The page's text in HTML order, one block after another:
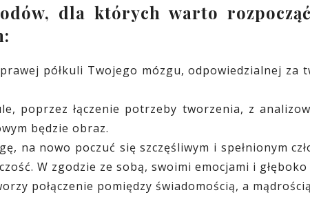
dla których warto
półkuli Twojego mózgu, odpowiedzialnej za
poprzez łączenie potrzeby tworzenia, z
będzie obraz.
na nowo poczuć się szczęśliwym i spełnionym
W zgodzie ze sobą, swoimi emocjami i
połączenie pomiędzy świadomością, a